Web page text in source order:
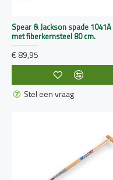
Spear & Jackson spade 1041A
met fiberkernsteel 80 cm.
€ 89,95
Stel een vraag